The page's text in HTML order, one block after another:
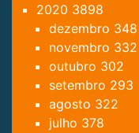
2020 3898
dezembro 348
novembro 332
outubro 302
setembro 293
agosto 322
julho 378